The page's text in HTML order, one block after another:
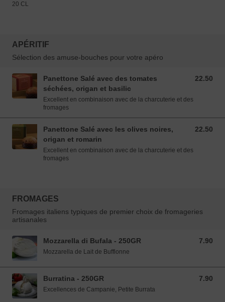
20 CL
APÉRITIF
Sélection des amuse-bouches pour votre apéro
Panettone Salé avec des tomates
séchées, origan et basilic
22.50
22.50 EUR
Excellent en combinaison avec de la charcuterie et des
fromages
Panettone Salé avec les olives noires,
origan et romarin
22.50
22.50 EUR
Excellent en combinaison avec de la charcuterie et des
fromages
FROMAGES
Fromages italiens typiques de premier choix de fromageries
artisanales
Mozzarella di Bufala - 250GR 7.90
7.90 EUR
Mozzarella de Lait de Bufflonne
Burratina - 250GR 7.90
7.90 EUR
Excellences de Campanie, Petite Burrata